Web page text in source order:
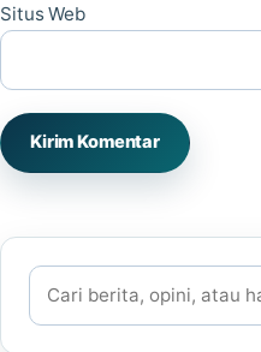
Situs Web
Cari